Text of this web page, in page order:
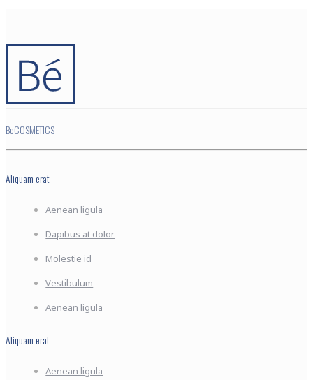
BeCOSMETICS
Aliquam erat
Aenean ligula
Dapibus at dolor
Molestie id
Vestibulum
Aenean ligula
Aliquam erat
Aenean ligula